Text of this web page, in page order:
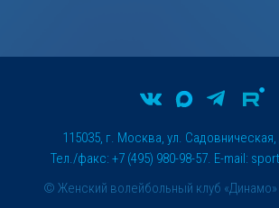
© Женский волейбольный клуб
115035, г. Москва, ул.
Тел./факс: +7 (495) 980-98-57. E-mail: